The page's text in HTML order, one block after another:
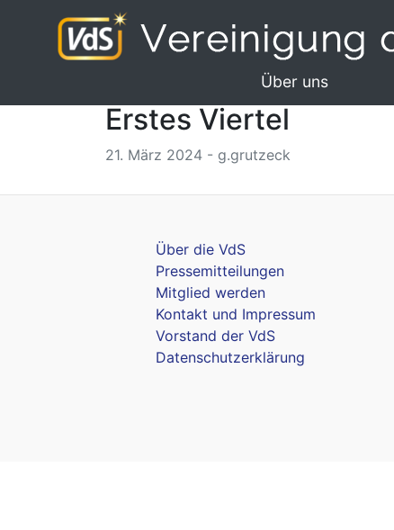
Über uns
Erstes Viertel
21. März 2024 - g.grutzeck
Über die VdS
Pressemitteilungen
Mitglied werden
Kontakt und Impressum
Vorstand der VdS
Datenschutzerklärung